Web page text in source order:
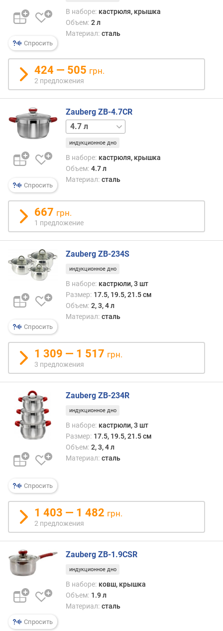
е
т
в
(
ш
т
)
а
с
т
ю
л
к
в
р
ы
и
и
н
.
р
а
з
м
е
р
(
с
)
а
.
р
а
з
м
е
(
с
)
Спросить
В наборе: кастрюля, крышка
Объем: 2 л
Материал: сталь
424 — 505 грн.
2 предложения
Спросить
Zauberg ZB-4.7CR
2.6 л 3.6 л
индукционное дно
В наборе: кастрюля, крышка
Объем: 4.7 л
Материал: сталь
667 грн.
1 предложение
Спросить
Zauberg ZB-234S
индукционное дно
В наборе: кастрюли, 3 шт
Размер: 17.5, 19.5, 21.5 см
Объем: 2, 3, 4 л
Материал: сталь
1 309 — 1 517 грн.
3 предложения
Спросить
Zauberg ZB-234R
индукционное дно
В наборе: кастрюли, 3 шт
Размер: 17.5, 19.5, 21.5 см
Объем: 2, 3, 4 л
Материал: сталь
1 403 — 1 482 грн.
2 предложения
Спросить
Zauberg ZB-1.9CSR
индукционное дно
В наборе: ковш, крышка
Объем: 1.9 л
Материал: сталь